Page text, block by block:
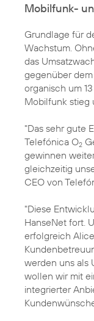
Mobilfunk-
Grundlage für
Wachstum.
das
gegenüber dem
organisch um
Mobilfunk stieg
"Das sehr gute
Telefónica O2
gewinnen
gleichzeitig
CEO von
"Diese
HanseNet fort.
erfolgreich
werden uns als
wollen wir mit
integrierter